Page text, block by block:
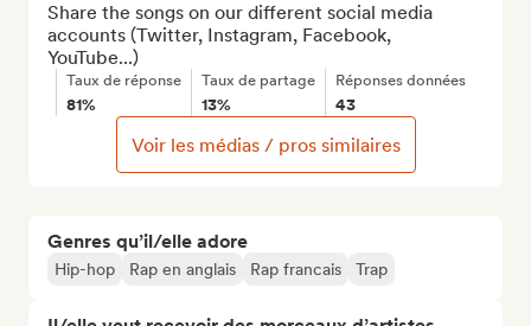
Genres qu’il/elle adore
Hip-hop Rap en anglais Rap francais Trap
Share the songs on our different social media
accounts (Twitter, Instagram, Facebook,
YouTube...)
Taux de réponse
81%
Taux de partage
13%
Réponses données
43
Voir les médias / pros similaires